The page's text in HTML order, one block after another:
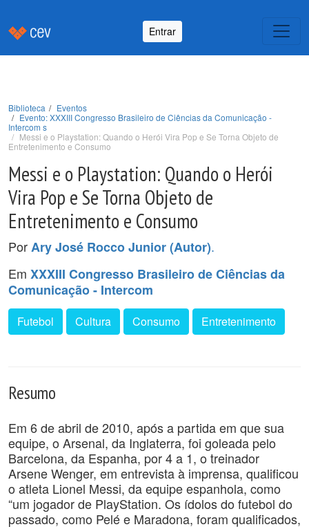
Entrar
Biblioteca
Eventos
Evento: XXXIII Congresso Brasileiro de Ciências da Comunicação -
Intercom s
Messi e o Playstation: Quando o Herói Vira Pop e Se Torna Objeto de
Entretenimento e Consumo
Messi e o Playstation: Quando o Herói
Vira Pop e Se Torna Objeto de
Entretenimento e Consumo
PorAry José Rocco Junior (Autor).
Em XXXIII Congresso Brasileiro de Ciências da
Comunicação - Intercom
Futebol Cultura Consumo Entretenimento
Resumo
Em 6 de abril de 2010, após a partida em que sua
equipe, o Arsenal, da Inglaterra, foi goleada pelo
Barcelona, da Espanha, por 4 a 1, o treinador
Arsene Wenger, em entrevista à imprensa, qualificou
o atleta Lionel Messi, da equipe espanhola, como
“um jogador de PlayStation. Os ídolos do futebol do
passado, como Pelé e Maradona, foram qualificados,